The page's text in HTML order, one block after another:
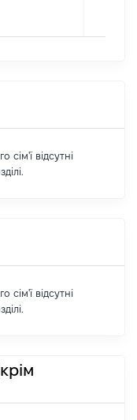
сім'ї відсутні
сім'ї відсутні